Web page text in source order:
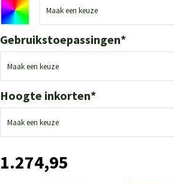
Gebruikstoepassingen*
Hoogte inkorten*
1.274,95